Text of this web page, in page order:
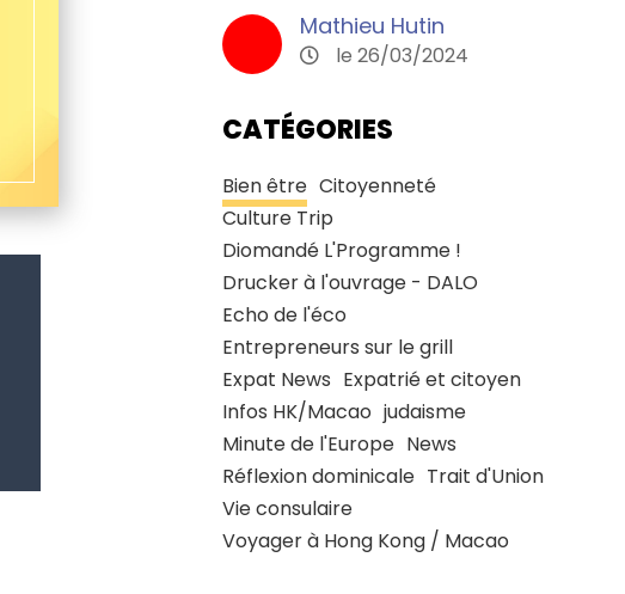
Mathieu Hutin
le 26/03/2024
CATÉGORIES
Bien être Citoyenneté
Culture Trip
Diomandé L'Programme !
Drucker à l'ouvrage - DALO
Echo de l'éco
Entrepreneurs sur le grill
Expat News Expatrié et citoyen
Infos HK/Macao judaisme
Minute de l'Europe News
Réflexion dominicale Trait d'Union
Vie consulaire
Voyager à Hong Kong / Macao